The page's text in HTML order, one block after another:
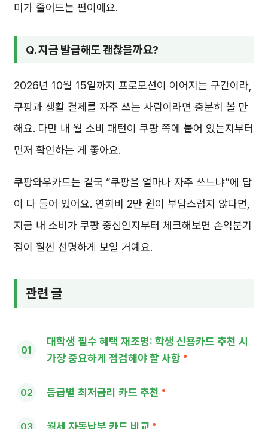
미가 줄어드는 편이에요.
Q. 지금 발급해도 괜찮을까요?
2026년 10월 15일까지 프로모션이 이어지는 구간이라,
쿠팡과 생활 결제를 자주 쓰는 사람이라면 충분히 볼 만
해요. 다만 내 월 소비 패턴이 쿠팡 쪽에 붙어 있는지부터
먼저 확인하는 게 좋아요.
쿠팡와우카드는 결국 “쿠팡을 얼마나 자주 쓰느냐”에 답
이 다 들어 있어요. 연회비 2만 원이 부담스럽지 않다면,
지금 내 소비가 쿠팡 중심인지부터 체크해보면 손익분기
점이 훨씬 선명하게 보일 거예요.
관련 글
대학생 필수 혜택 재조명: 학생 신용카드 추천 시
가장 중요하게 점검해야 할 사항
등급별 최저금리 카드 추천
월세 자동납부 카드 비교